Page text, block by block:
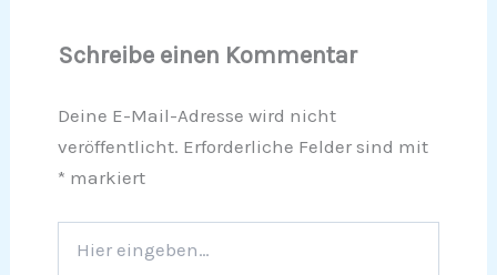
Schreibe einen Kommentar
Deine E-Mail-Adresse wird nicht
veröffentlicht. Erforderliche Felder sind mit
* markiert
eingeben…